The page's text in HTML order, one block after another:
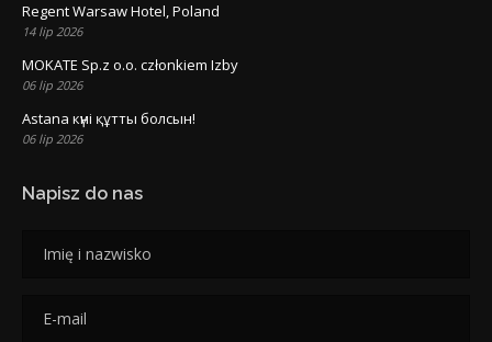
Regent Warsaw Hotel, Poland
14 lip 2026
MOKATE Sp.z o.o. członkiem Izby
06 lip 2026
Astana күні құтты болсын!
06 lip 2026
Napisz do nas